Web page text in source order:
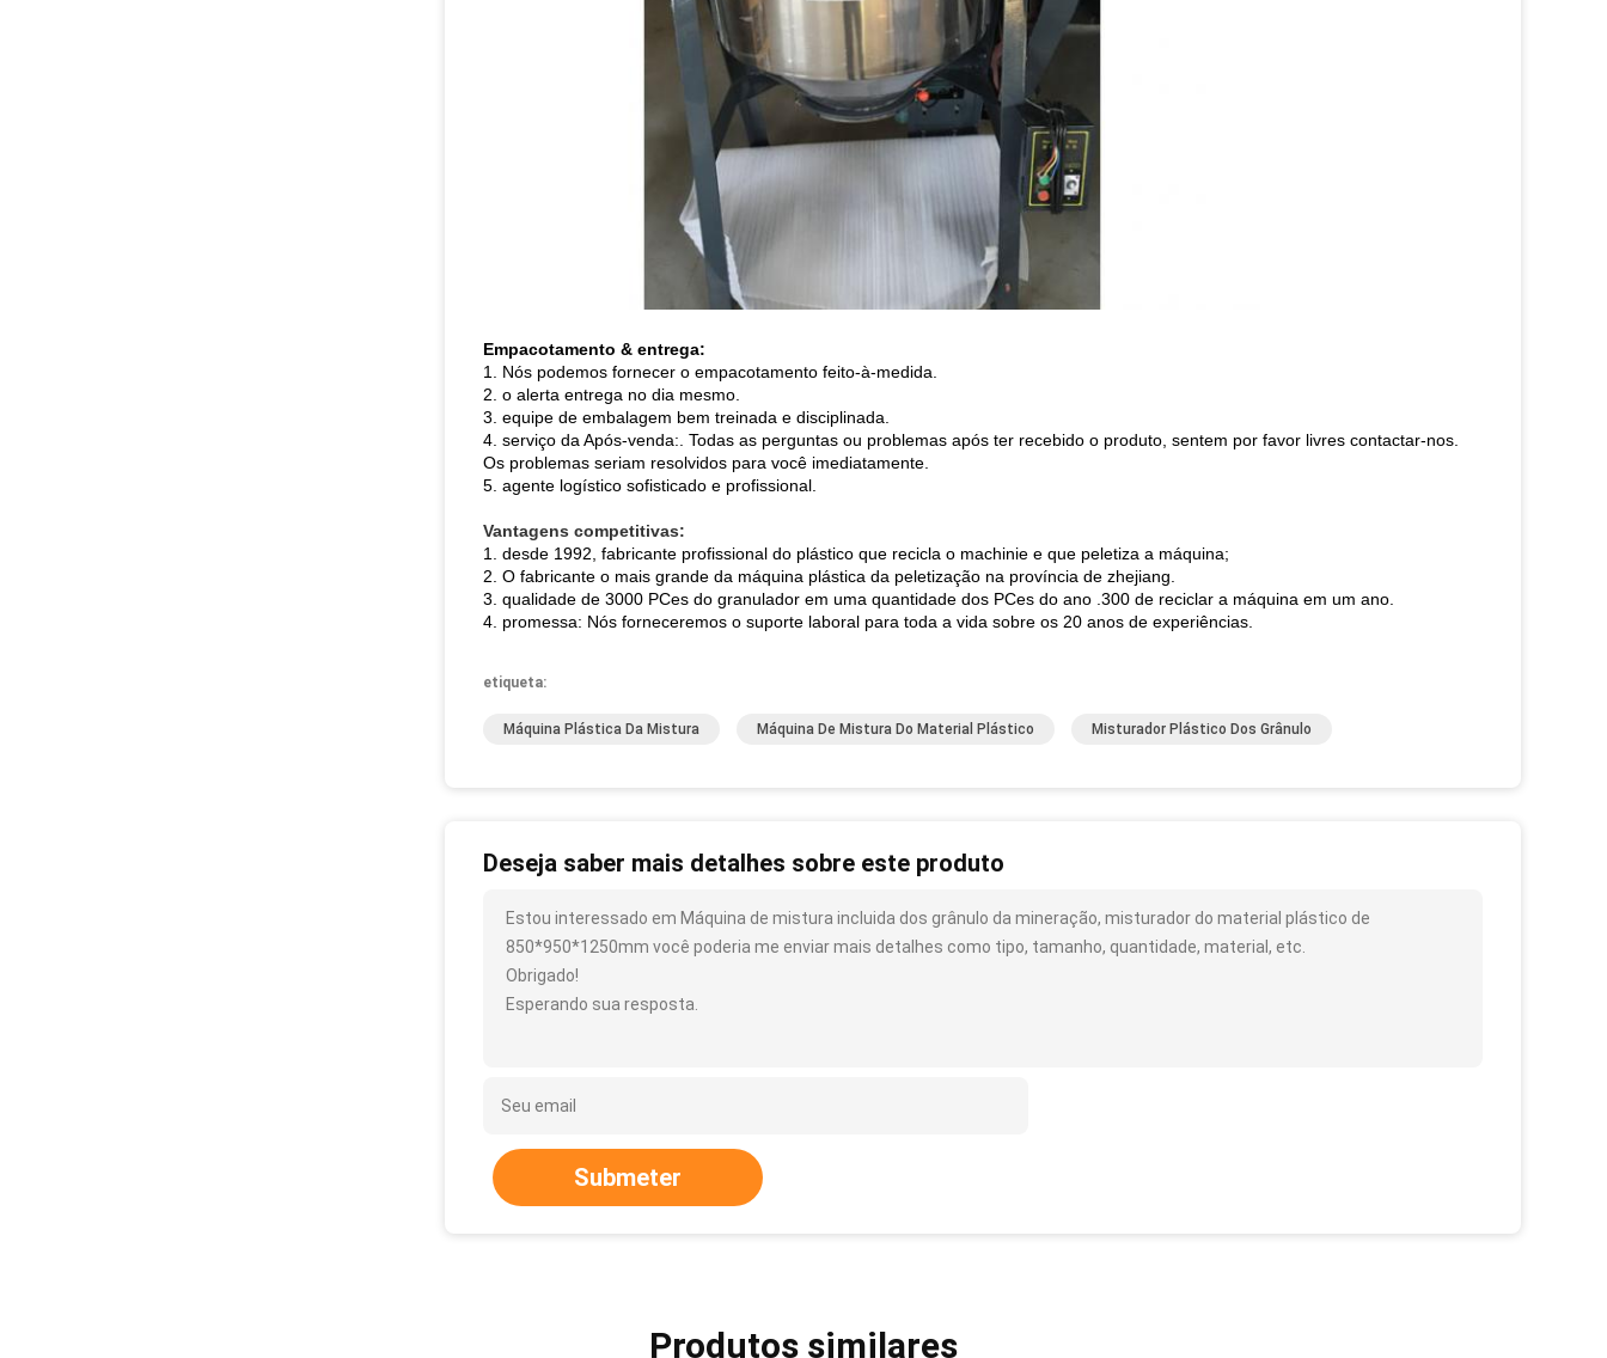
Empacotamento & entrega:
1. Nós podemos fornecer o empacotamento feito-à-medida.
2. o alerta entrega no dia mesmo.
3. equipe de embalagem bem treinada e disciplinada.
4. serviço da Após-venda:. Todas as perguntas ou problemas após ter recebido o produto, sentem por favor livres contactar-nos.
Os problemas seriam resolvidos para você imediatamente.
5. agente logístico sofisticado e profissional.
Vantagens competitivas:
1. desde 1992, fabricante profissional do plástico que recicla o machinie e que peletiza a máquina;
2. O fabricante o mais grande da máquina plástica da peletização na província de zhejiang.
3. qualidade de 3000 PCes do granulador em uma quantidade dos PCes do ano .300 de reciclar a máquina em um ano.
4. promessa: Nós forneceremos o suporte laboral para toda a vida sobre os 20 anos de experiências.
etiqueta:
Máquina Plástica Da Mistura Máquina De Mistura Do Material Plástico Misturador Plástico Dos Grânulo
Deseja saber mais detalhes sobre este produto
Estou interessado em Máquina de mistura incluida dos grânulo da mineração, misturador do material plástico de
850*950*1250mm você poderia me enviar mais detalhes como tipo, tamanho, quantidade, material, etc.
Obrigado!
Esperando sua resposta.
Submeter
Produtos similares